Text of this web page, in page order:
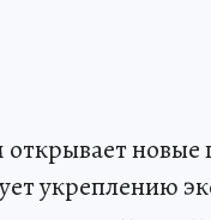
открывает
укреплению